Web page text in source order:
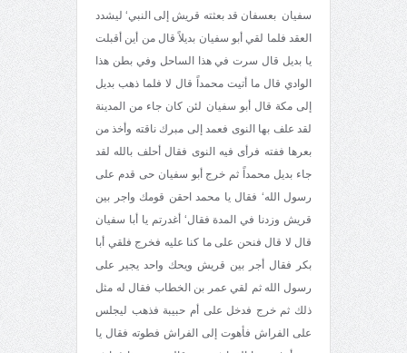
سفيان بعسفان قد بعثته قريش إلى النبي‘ ليشدد
العقد فلما لقي أبو سفيان بديلاً قال من أين أقبلت
يا بديل قال سرت في هذا الساحل وفي بطن هذا
الوادي قال ما أتيت محمداً قال لا فلما ذهب بديل
إلى مكة قال أبو سفيان لئن كان جاء من المدينة
لقد علف بها النوى فعمد إلى مبرك ناقته وأخذ من
بعرها ففته فرأى فيه النوى فقال أحلف بالله لقد
جاء بديل محمداً ثم خرج أبو سفيان حى قدم على
رسول الله‘ فقال يا محمد احقن قومك واجر بين
قريش وزدنا في المدة فقال‘ أغدرتم يا أبا سفيان
قال لا قال فنحن على ما كنا عليه فخرج فلقي أبا
بكر فقال أجر بين قريش ويحك واحد يجير على
رسول الله ثم لقي عمر بن الخطاب فقال له مثل
ذلك ثم خرج فدخل على أم حبيبة فذهب ليجلس
على الفراش فأهوت إلى الفراش فطوته فقال يا